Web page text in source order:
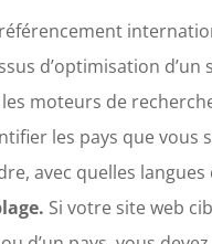
d’optimisation d’un
moteurs de
les pays que vous
avec quelles langues
Si votre site web